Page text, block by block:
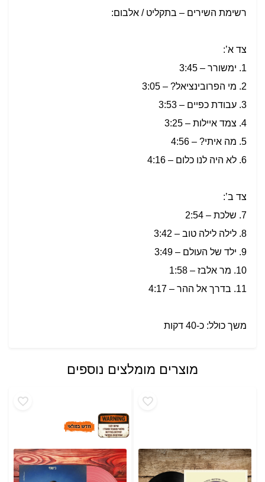
רשימת השירים – בתקליט / אלבום:
צד א’:
1. ימשורר – 3:45
2. מי הפרובינציאל? – 3:05
3. עבודת כפיים – 3:53
4. צמד איילות – 3:25
5. מה איתי? – 4:56
6. לא היה לנו כלום – 4:16
צד ב’:
7. שלכת – 2:54
8. לילה לילה טוב – 3:42
9. ילד של העולם – 3:49
10. מר אלבז – 1:58
11. בדרך אל ההר – 4:17
משך כולל: כ-40 דקות
מוצרים מומלצים נוספים